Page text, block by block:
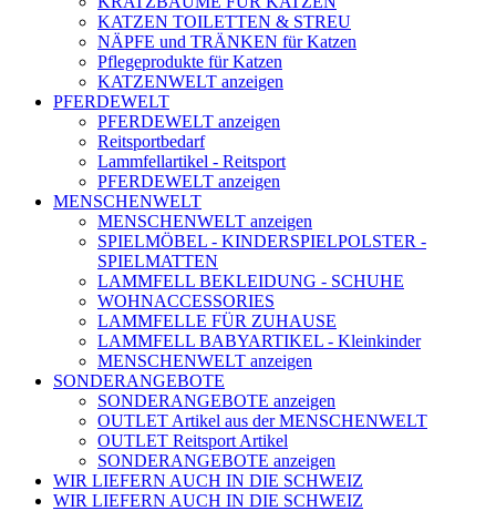
KATZEN TOILETTEN & STREU
NÄPFE und TRÄNKEN für Katzen
Pflegeprodukte für Katzen
KATZENWELT anzeigen
PFERDEWELT
PFERDEWELT anzeigen
Reitsportbedarf
Lammfellartikel - Reitsport
PFERDEWELT anzeigen
MENSCHENWELT
MENSCHENWELT anzeigen
SPIELMÖBEL - KINDERSPIELPOLSTER -
SPIELMATTEN
LAMMFELL BEKLEIDUNG - SCHUHE
WOHNACCESSORIES
LAMMFELLE FÜR ZUHAUSE
LAMMFELL BABYARTIKEL - Kleinkinder
MENSCHENWELT anzeigen
SONDERANGEBOTE
SONDERANGEBOTE anzeigen
OUTLET Artikel aus der MENSCHENWELT
OUTLET Reitsport Artikel
SONDERANGEBOTE anzeigen
WIR LIEFERN AUCH IN DIE SCHWEIZ
WIR LIEFERN AUCH IN DIE SCHWEIZ